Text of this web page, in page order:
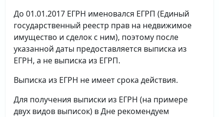
До 01.01.2017 ЕГРН именовался ЕГРП (Единый
государственный реестр прав на недвижимое
имущество и сделок с ним), поэтому после
указанной даты предоставляется выписка из
ЕГРН, а не выписка из ЕГРП.
Выписка из ЕГРН не имеет срока действия.
Для получения выписки из ЕГРН (на примере
двух видов выписок) в Дне рекомендуем